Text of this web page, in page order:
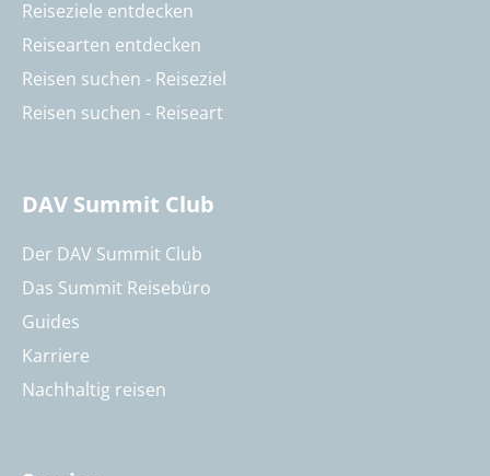
Reiseziele entdecken
Reisearten entdecken
Reisen suchen - Reiseziel
Reisen suchen - Reiseart
DAV Summit Club
Der DAV Summit Club
Das Summit Reisebüro
Guides
Karriere
Nachhaltig reisen